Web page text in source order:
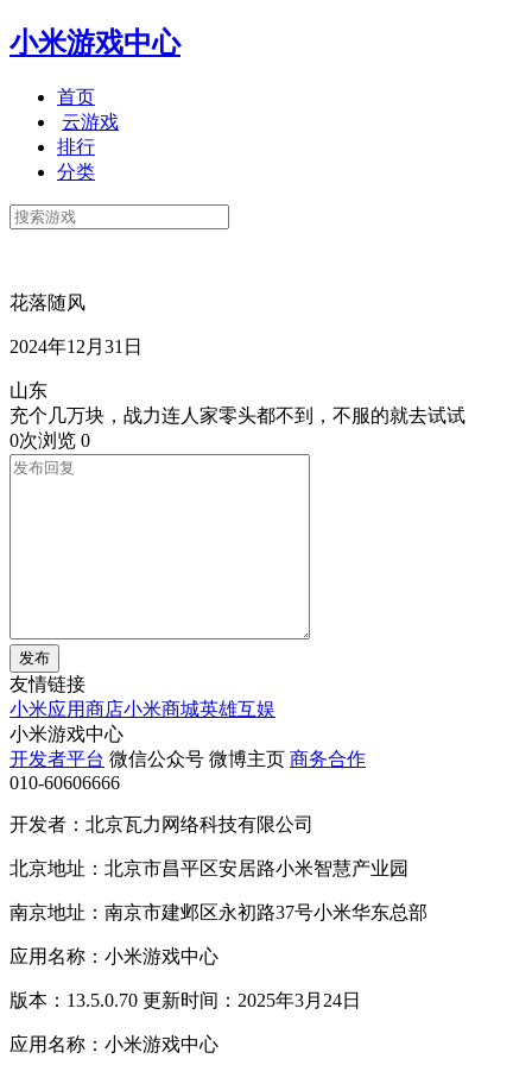
小米游戏中心
首页
云游戏
排行
分类
花落随风
2024年12月31日
山东
充个几万块，战力连人家零头都不到，不服的就去试试
0次浏览 0
发布
友情链接
小米应用商店小米商城英雄互娱
小米游戏中心
开发者平台 微信公众号 微博主页 商务合作
010-60606666
开发者：北京瓦力网络科技有限公司
北京地址：北京市昌平区安居路小米智慧产业园
南京地址：南京市建邺区永初路37号小米华东总部
应用名称：小米游戏中心
版本：13.5.0.70 更新时间：2025年3月24日
应用名称：小米游戏中心